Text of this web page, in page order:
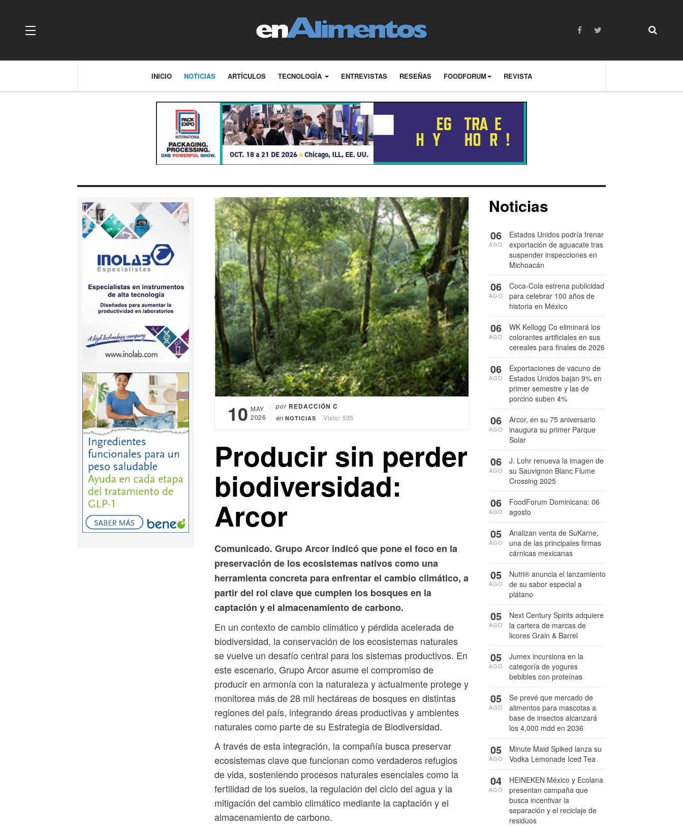
OFF CANVAS
INICIO NOTICIAS ARTÍCULOS TECNOLOGÍA ENTREVISTAS RESEÑAS FOODFORUM REVISTA
10 MAY
2026
por REDACCIÓN C
en NOTICIAS Visto: 535
Producir sin perder
biodiversidad:
Arcor
Comunicado. Grupo Arcor indicó que pone el foco en la
preservación de los ecosistemas nativos como una
herramienta concreta para enfrentar el cambio climático, a
partir del rol clave que cumplen los bosques en la
captación y el almacenamiento de carbono.
En un contexto de cambio climático y pérdida acelerada de
biodiversidad, la conservación de los ecosistemas naturales
se vuelve un desafío central para los sistemas productivos. En
este escenario, Grupo Arcor asume el compromiso de
producir en armonía con la naturaleza y actualmente protege y
monitorea más de 28 mil hectáreas de bosques en distintas
regiones del país, integrando áreas productivas y ambientes
naturales como parte de su Estrategia de Biodiversidad.
A través de esta integración, la compañía busca preservar
ecosistemas clave que funcionan como verdaderos refugios
de vida, sosteniendo procesos naturales esenciales como la
fertilidad de los suelos, la regulación del ciclo del agua y la
mitigación del cambio climático mediante la captación y el
almacenamiento de carbono.
Noticias
Estados Unidos podría frenar
exportación de aguacate tras
suspender inspecciones en
Michoacán
06
AGO
Coca-Cola estrena publicidad
para celebrar 100 años de
historia en México
06
AGO
WK Kellogg Co eliminará los
colorantes artificiales en sus
cereales para finales de 2026
06
AGO
Exportaciones de vacuno de
Estados Unidos bajan 9% en
primer semestre y las de
porcino suben 4%
06
AGO
Arcor, en su 75 aniversario
inaugura su primer Parque
Solar
06
AGO
J. Lohr renueva la imagen de
su Sauvignon Blanc Flume
Crossing 2025
06
AGO
FoodForum Dominicana: 06
agosto
06
AGO
Analizan venta de SuKarne,
una de las principales firmas
cárnicas mexicanas
05
AGO
Nutri® anuncia el lanzamiento
de su sabor especial a
plátano
05
AGO
Next Century Spirits adquiere
la cartera de marcas de
licores Grain & Barrel
05
AGO
Jumex incursiona en la
categoría de yogures
bebibles con proteínas
05
AGO
Se prevé que mercado de
alimentos para mascotas a
base de insectos alcanzará
los 4,000 mdd en 2036
05
AGO
Minute Maid Spiked lanza su
Vodka Lemonade Iced Tea
05
AGO
HEINEKEN México y Ecolana
presentan campaña que
busca incentivar la
separación y el reciclaje de
residuos
04
AGO